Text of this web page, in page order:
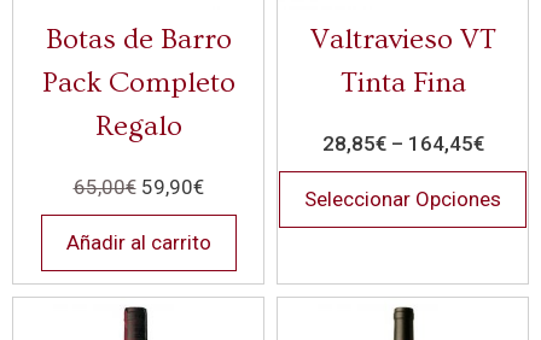
Botas de Barro
Pack Completo
Regalo
65,00€ 59,90€
Añadir al carrito
Valtravieso VT
Tinta Fina
28,85€– 164,45€
Seleccionar Opciones